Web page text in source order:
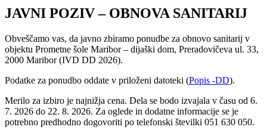
JAVNI POZIV – OBNOVA SANITARIJ
Obveščamo vas, da javno zbiramo ponudbe za obnovo sanitarij v
objektu Prometne šole Maribor – dijaški dom, Preradovičeva ul. 33,
2000 Maribor (IVD DD 2026).
Podatke za ponudbo oddate v priloženi datoteki (Popis -DD).
Merilo za izbiro je najnižja cena. Dela se bodo izvajala v času od 6.
7. 2026 do 22. 8. 2026. Za oglede in dodatne informacije se je
potrebno predhodno dogovoriti po telefonski številki 051 630 050.